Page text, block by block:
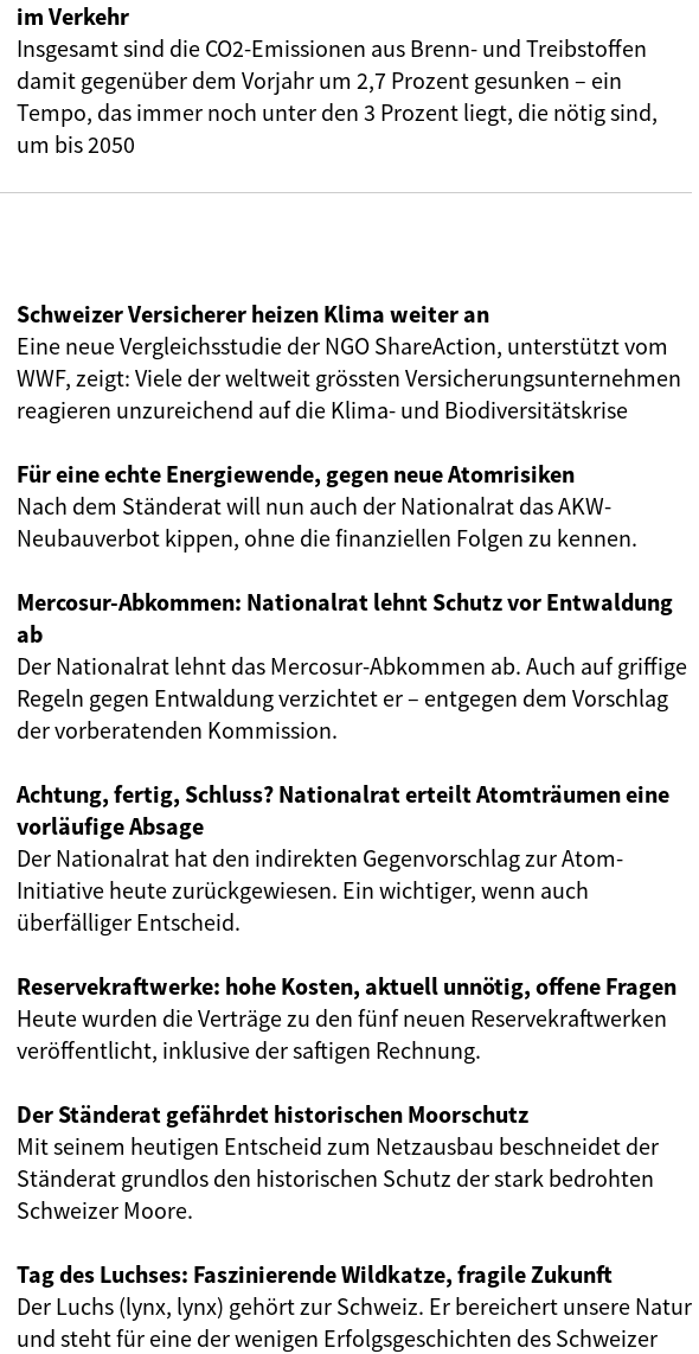
im Verkehr
Insgesamt sind die CO2-Emissionen aus Brenn- und Treibstoffen
damit gegenüber dem Vorjahr um 2,7 Prozent gesunken – ein
Tempo, das immer noch unter den 3 Prozent liegt, die nötig sind,
um bis 2050
Schweizer Versicherer heizen Klima weiter an
Eine neue Vergleichsstudie der NGO ShareAction, unterstützt vom
WWF, zeigt: Viele der weltweit grössten Versicherungsunternehmen
reagieren unzureichend auf die Klima- und Biodiversitätskrise
Für eine echte Energiewende, gegen neue Atomrisiken
Nach dem Ständerat will nun auch der Nationalrat das AKW-
Neubauverbot kippen, ohne die finanziellen Folgen zu kennen.
Mercosur-Abkommen: Nationalrat lehnt Schutz vor Entwaldung
ab
Der Nationalrat lehnt das Mercosur-Abkommen ab. Auch auf griffige
Regeln gegen Entwaldung verzichtet er – entgegen dem Vorschlag
der vorberatenden Kommission.
Achtung, fertig, Schluss? Nationalrat erteilt Atomträumen eine
vorläufige Absage
Der Nationalrat hat den indirekten Gegenvorschlag zur Atom-
Initiative heute zurückgewiesen. Ein wichtiger, wenn auch
überfälliger Entscheid.
Reservekraftwerke: hohe Kosten, aktuell unnötig, offene Fragen
Heute wurden die Verträge zu den fünf neuen Reservekraftwerken
veröffentlicht, inklusive der saftigen Rechnung.
Der Ständerat gefährdet historischen Moorschutz
Mit seinem heutigen Entscheid zum Netzausbau beschneidet der
Ständerat grundlos den historischen Schutz der stark bedrohten
Schweizer Moore.
Tag des Luchses: Faszinierende Wildkatze, fragile Zukunft
Der Luchs (lynx, lynx) gehört zur Schweiz. Er bereichert unsere Natur
und steht für eine der wenigen Erfolgsgeschichten des Schweizer